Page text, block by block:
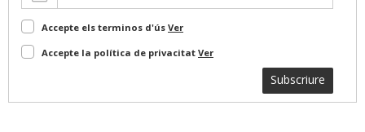
Accepte els terminos d'ús Ver
Accepte la política de privacitat Ver
Subscriure